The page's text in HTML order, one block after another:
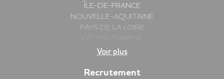
ÎLE-DE-FRANCE
NOUVELLE-AQUITAINE
PAYS DE LA LOIRE
DEUX-SÈVRES
GIRONDE
Voir plus
Recrutement